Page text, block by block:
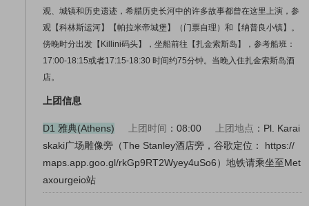
观、城镇和历史遗迹，希腊历史长河中的许多故事都曾在这里上演，参
观【科林斯运河】【帕拉米帝城堡】（门票自理）和【纳普良小镇】。
傍晚时分出发【Killini码头】，坐船前往【扎金索斯岛】，参考船班：
17:00-18:15或者17:15-18:30 时间约75分钟。当晚入住扎金索斯岛酒
店。
上团信息
D1 雅典(Athens) 上团时间 ：08:00 上团地点 ：Pl. Karai
skaki广场雕像旁（The Stanley酒店旁，谷歌定位： https://
maps.app.goo.gl/rkGp9RT2Wyey4uSo6）地铁请乘坐至Met
axourgeio站